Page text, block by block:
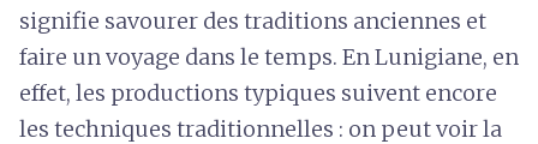
signifie savourer des traditions anciennes et
faire un voyage dans le temps. En Lunigiane, en
effet, les productions typiques suivent encore
les techniques traditionnelles : on peut voir la